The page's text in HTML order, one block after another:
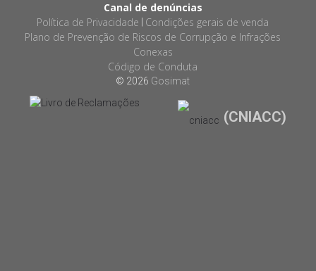
Canal de denúncias
Política de Privacidade Condições gerais de venda
Plano de Prevenção de Riscos de Corrupção e Infrações
Conexas
Código de Conduta
© 2026 Gosimat
(CNIACC)